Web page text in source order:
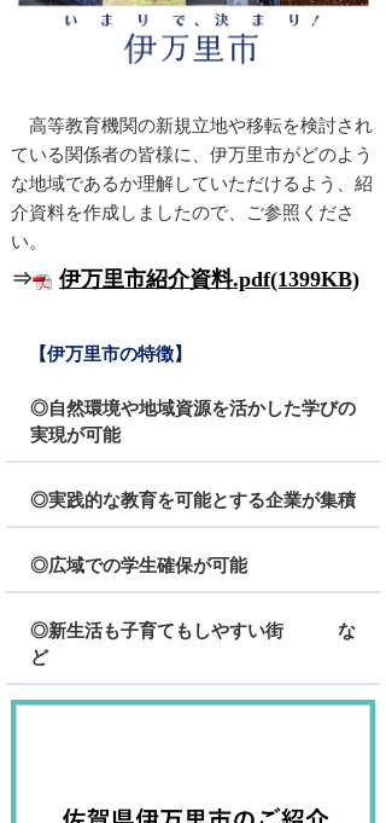
高等教育機関の新規立地や移転を検討され
ている関係者の皆様に、伊万里市がどのよう
な地域であるか理解していただけるよう、 紹
介資料を作成しましたので、ご参照くださ
い。
⇒ 伊万里市紹介資料.pdf(1399KB)
【伊万里市の特徴】
◎自然環境や地域資源を活かした学びの
実現が可能
◎実践的な教育を可能とする企業が集積
◎広域での学生確保が可能
◎新生活も子育てもしやすい街 な
ど